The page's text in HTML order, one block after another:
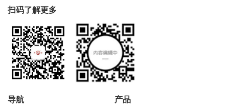
扫码了解更多
导航 产品